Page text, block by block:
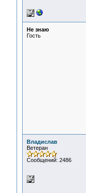
Не знаю
Гость
Владислав
Ветеран
Сообщений: 2486